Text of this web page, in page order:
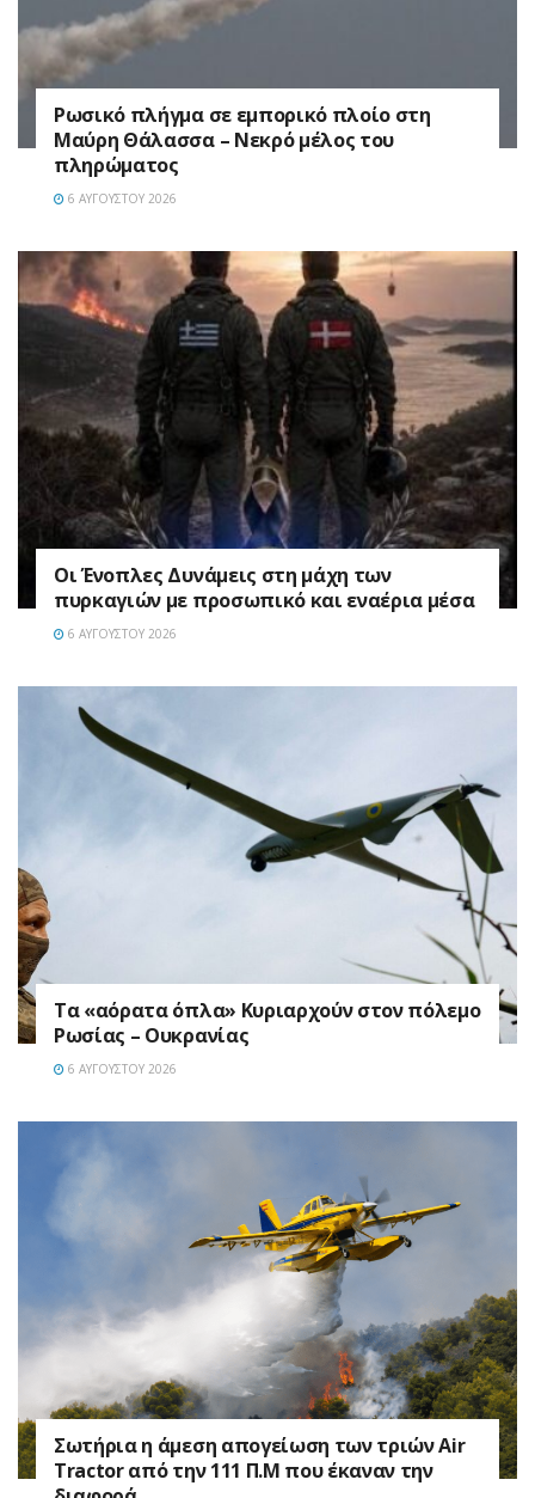
Ρωσικό πλήγμα σε εμπορικό πλοίο στη
Μαύρη Θάλασσα – Νεκρό μέλος του
πληρώματος
6 ΑΥΓΟΎΣΤΟΥ 2026
Οι Ένοπλες Δυνάμεις στη μάχη των
πυρκαγιών με προσωπικό και εναέρια μέσα
6 ΑΥΓΟΎΣΤΟΥ 2026
Τα «αόρατα όπλα» Κυριαρχούν στον πόλεμο
Ρωσίας – Ουκρανίας
6 ΑΥΓΟΎΣΤΟΥ 2026
Σωτήρια η άμεση απογείωση των τριών Air
Tractor από την 111 Π.M που έκαναν την